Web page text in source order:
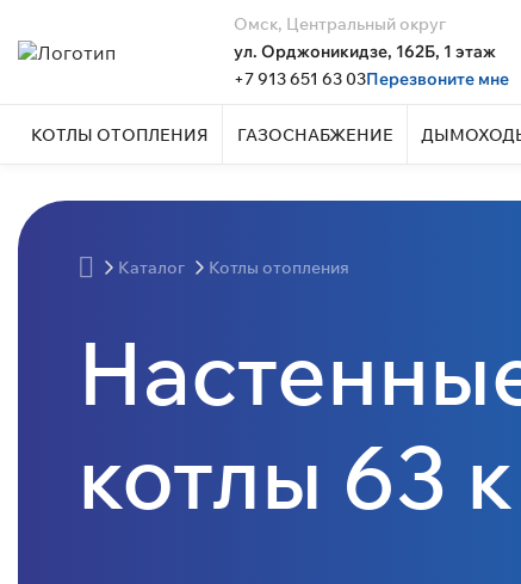
Омск, Центральный округ
ул. Орджоникидзе, 162Б, 1 этаж
+7 913 651 63 03Перезвоните мне
КОТЛЫ ОТОПЛЕНИЯ ГАЗОСНАБЖЕНИЕ
Каталог Котлы отопления
котлы 63